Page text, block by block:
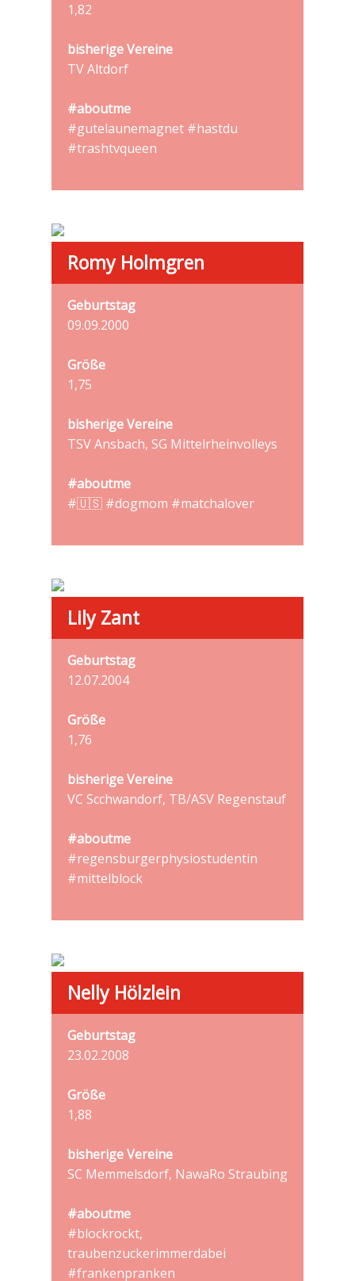
1,82
bisherige Vereine
TV Altdorf
#aboutme
#gutelaunemagnet #hastdu
#trashtvqueen
Romy Holmgren
Geburtstag
09.09.2000
Größe
1,75
bisherige Vereine
TSV Ansbach, SG Mittelrheinvolleys
#aboutme
#🇺🇸 #dogmom #matchalover
Lily Zant
Geburtstag
12.07.2004
Größe
1,76
bisherige Vereine
VC Scchwandorf, TB/ASV Regenstauf
#aboutme
#regensburgerphysiostudentin
#mittelblock
Nelly Hölzlein
Geburtstag
23.02.2008
Größe
1,88
bisherige Vereine
SC Memmelsdorf, NawaRo Straubing
#aboutme
#blockrockt,
traubenzuckerimmerdabei
#frankenpranken